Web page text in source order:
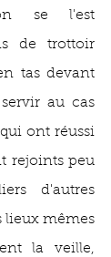
se l'est
de trottoir
tas devant
au cas
ont réussi
rejoints peu
d'autres
lieux mêmes
la veille,